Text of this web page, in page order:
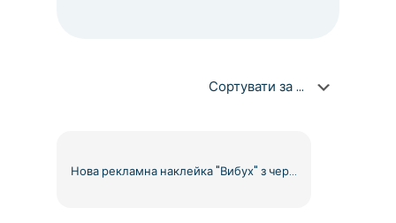
Нова рекламна наклейка "Вибух" з червоною вибуховою темою, безкоштовний PNG